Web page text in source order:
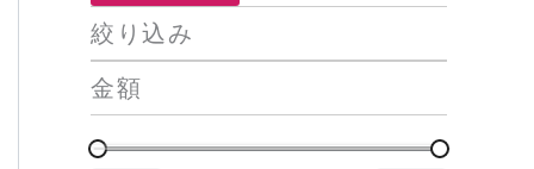
絞り込み
金額